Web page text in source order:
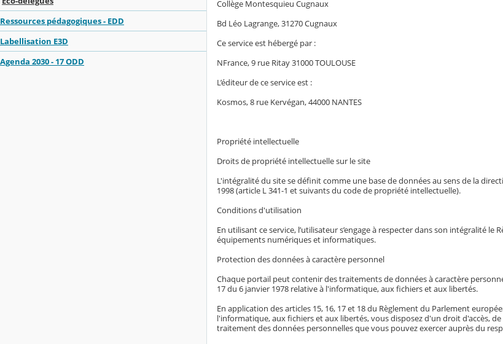
Ressources pédagogiques - EDD
Labellisation E3D
Agenda 2030 - 17 ODD
Collège Montesquieu Cugnaux
Bd Léo Lagrange, 31270 Cugnaux
Ce service est hébergé par :
NFrance, 9 rue Ritay 31000 TOULOUSE
L’éditeur de ce service est :
Kosmos, 8 rue Kervégan, 44000 NANTES
Propriété intellectuelle
Droits de propriété intellectuelle sur le site
L'intégralité du site se définit comme une base de données au sens de la
1998 (article L 341-1 et suivants du code de propriété intellectuelle).
Conditions d'utilisation
En utilisant ce service, l’utilisateur s’engage à respecter dans son intégralité
équipements numériques et informatiques.
Protection des données à caractère personnel
Chaque portail peut contenir des traitements de données à caractère
17 du 6 janvier 1978 relative à l'informatique, aux fichiers et aux libertés.
En application des articles 15, 16, 17 et 18 du Règlement du Parlement
l'informatique, aux fichiers et aux libertés, vous disposez d'un droit d'accès,
traitement des données personnelles que vous pouvez exercer auprès du